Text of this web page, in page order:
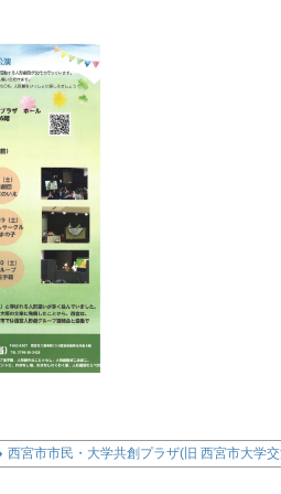
西宮市市民・大学共創プラザ(旧 西宮市大学交